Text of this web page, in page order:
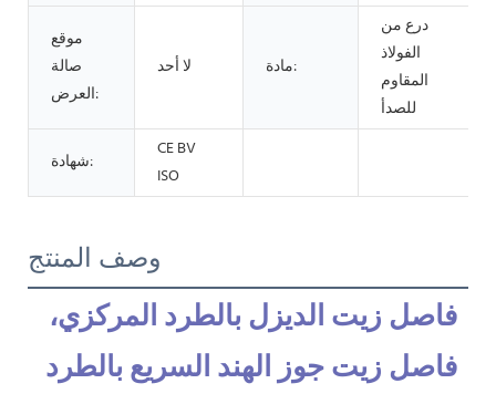
موقع
صالة
العرض:
لا أحد مادة:
درع من
الفولاذ
المقاوم
للصدأ
شهادة:
CE BV
ISO
وصف المنتج